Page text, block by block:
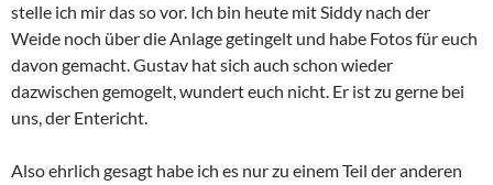
stelle ich mir das so vor. Ich bin heute mit Siddy nach der
Weide noch über die Anlage getingelt und habe Fotos für euch
davon gemacht. Gustav hat sich auch schon wieder
dazwischen gemogelt, wundert euch nicht. Er ist zu gerne bei
uns, der Entericht.
Also ehrlich gesagt habe ich es nur zu einem Teil der anderen